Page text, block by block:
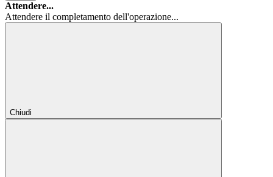
Attendere...
Attendere il completamento dell'operazione...
Chiudi